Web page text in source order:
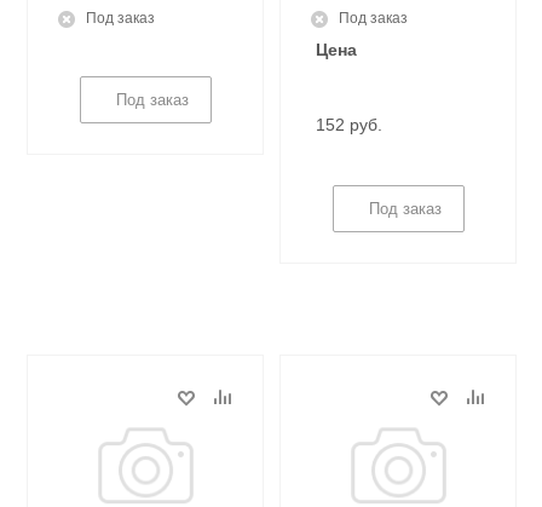
Под заказ
Под заказ
Под заказ
Цена
152 руб.
Под заказ